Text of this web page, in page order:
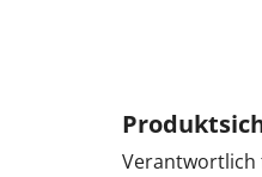
Verantwortlich